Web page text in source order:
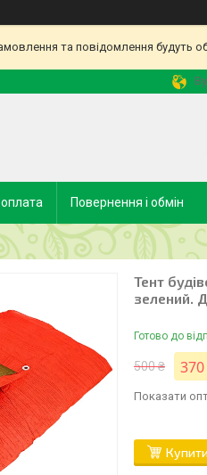
та повідомлення будуть
Повернення і обмін
Тент
зелений.
Готово до
500 ₴
Показати